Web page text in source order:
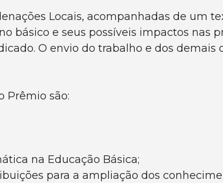
Locais, acompanhadas de um
básico e seus possíveis impactos nas
O envio do trabalho e dos demais
Prêmio são:
na Educação Básica;
para a ampliação dos